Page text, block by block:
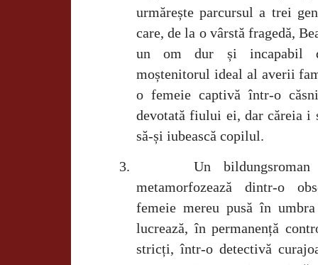
urmărește parcursul a trei
care, de la o vârstă fragedă,
un om dur și incapabil
moștenitorul ideal al averii
o femeie captivă într-o
devotată fiului ei, dar căreia i
să-și iubească copilul.
3.
Un
metamorfozează dintr-o
femeie mereu pusă în
lucrează, în permanență
stricți, într-o detectivă